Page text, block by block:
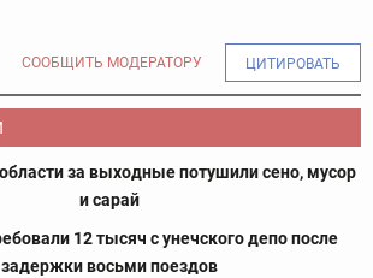
СООБЩИТЬ МОДЕРАТОРУ ЦИТИРОВАТЬ
за выходные потушили сено, мусор
и сарай
12 тысяч с унечского депо после
задержки восьми поездов